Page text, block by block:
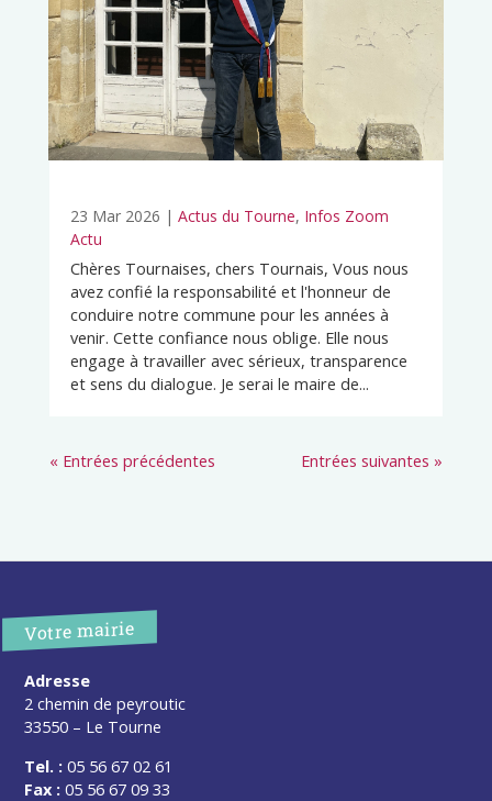
23 Mar 2026 | Actus du Tourne, Infos Zoom
Actu
Chères Tournaises, chers Tournais, Vous nous
avez confié la responsabilité et l'honneur de
conduire notre commune pour les années à
venir. Cette confiance nous oblige. Elle nous
engage à travailler avec sérieux, transparence
et sens du dialogue. Je serai le maire de...
« Entrées précédentes Entrées suivantes »
Votre mairie
Adresse
2 chemin de peyroutic
33550 – Le Tourne
Tel. : 05 56 67 02 61
Fax : 05 56 67 09 33